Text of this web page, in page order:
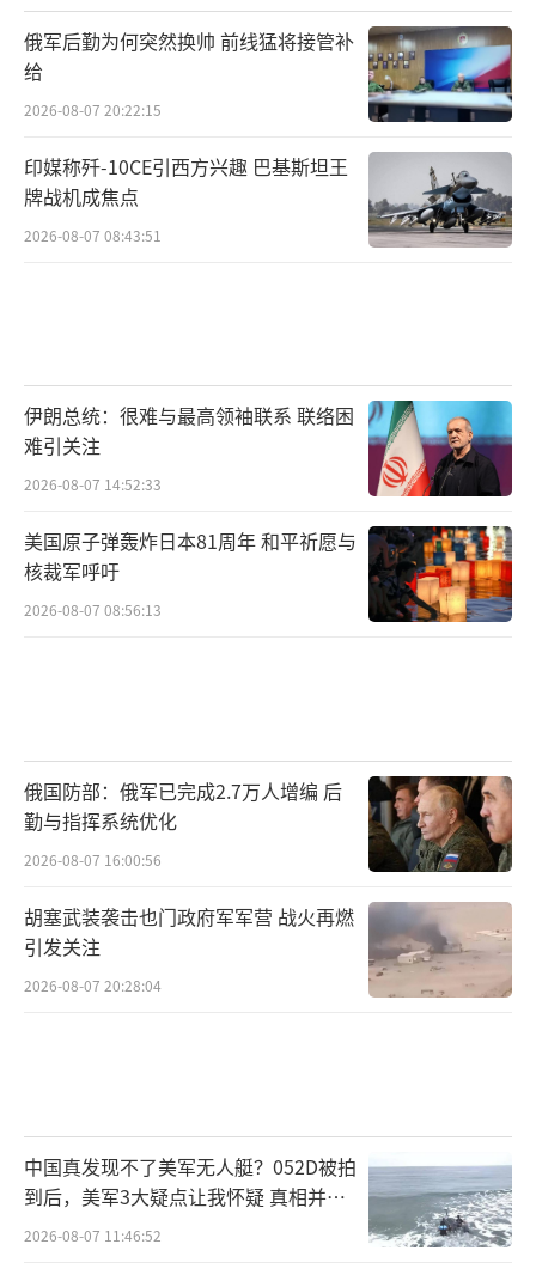
俄军后勤为何突然换帅 前线猛将接管补
给
2026-08-07 20:22:15
印媒称歼-10CE引西方兴趣 巴基斯坦王
牌战机成焦点
2026-08-07 08:43:51
伊朗总统：很难与最高领袖联系 联络困
难引关注
2026-08-07 14:52:33
美国原子弹轰炸日本81周年 和平祈愿与
核裁军呼吁
2026-08-07 08:56:13
俄国防部：俄军已完成2.7万人增编 后
勤与指挥系统优化
2026-08-07 16:00:56
胡塞武装袭击也门政府军军营 战火再燃
引发关注
2026-08-07 20:28:04
中国真发现不了美军无人艇？052D被拍
到后，美军3大疑点让我怀疑 真相并非
如此
2026-08-07 11:46:52